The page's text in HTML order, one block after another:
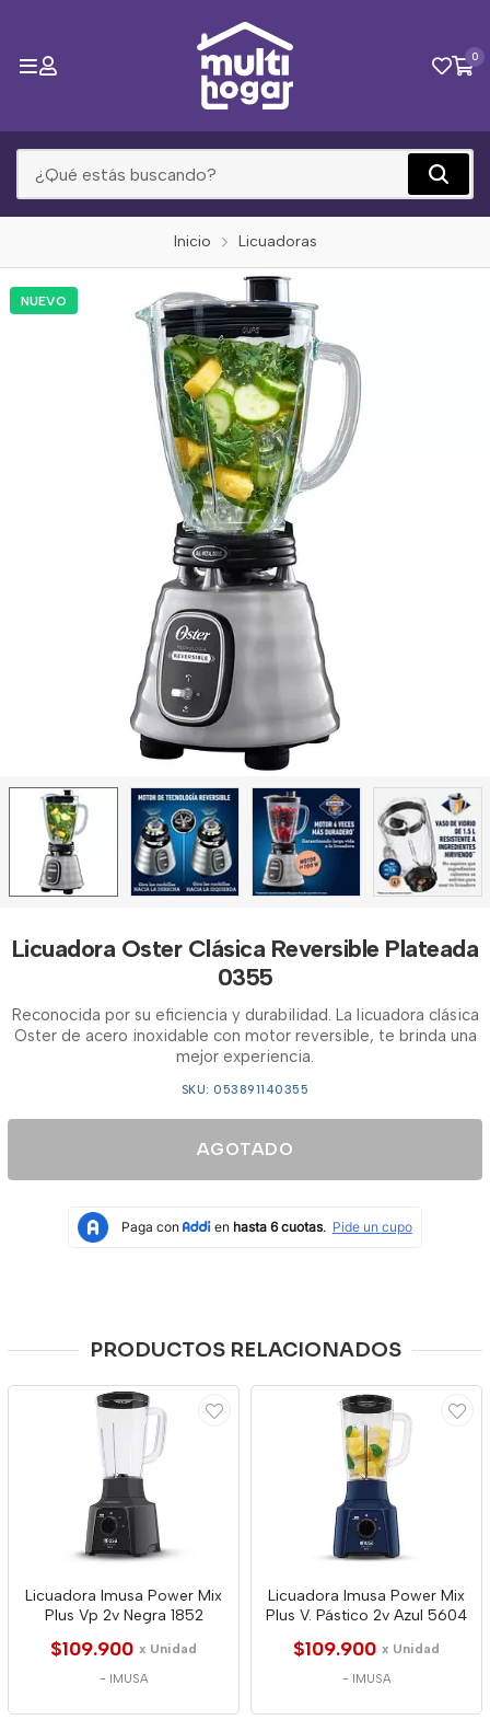
0
Inicio Licuadoras
NUEVO
Licuadora Oster Clásica Reversible Plateada
0355
Reconocida por su eficiencia y durabilidad. La licuadora clásica
Oster de acero inoxidable con motor reversible, te brinda una
mejor experiencia.
SKU: 053891140355
AGOTADO
PRODUCTOS RELACIONADOS
Licuadora Imusa Power Mix
Plus Vp 2v Negra 1852
$109.900 x Unidad
- IMUSA
Licuadora Imusa Power Mix
Plus V. Pástico 2v Azul 5604
$109.900 x Unidad
- IMUSA